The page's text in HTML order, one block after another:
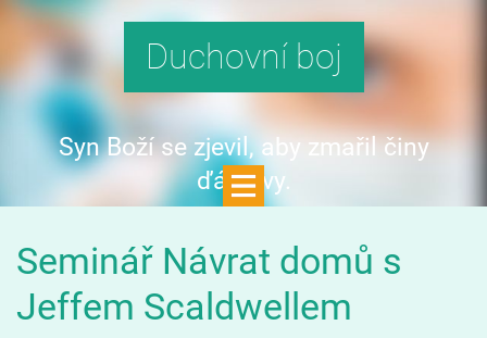
Duchovní boj
Syn Boží se zjevil, aby zmařil činy
ďáblovy.
Seminář Návrat domů s
Jeffem Scaldwellem